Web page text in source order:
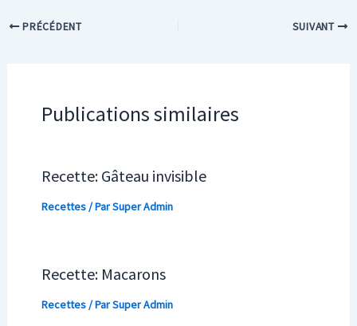
PRÉCÉDENT SUIVANT
Publications similaires
Recette: Gâteau invisible
Recettes/ ParSuper Admin
Recette: Macarons
Recettes/ ParSuper Admin